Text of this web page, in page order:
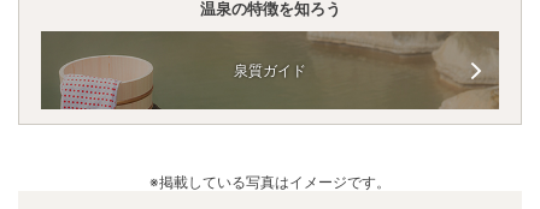
温泉の特徴を知ろう
泉質ガイド
※掲載している写真はイメージです。